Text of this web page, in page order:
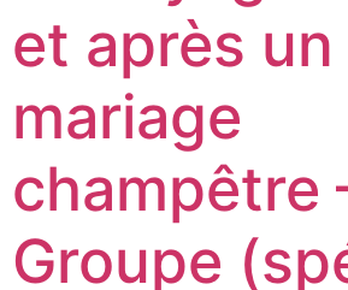
et après un
mariage
champêtre
Groupe